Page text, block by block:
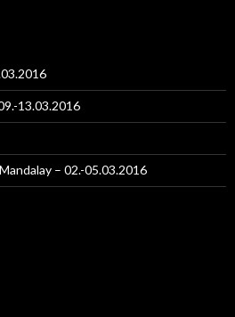
13.03.2016
– 02.-05.03.2016